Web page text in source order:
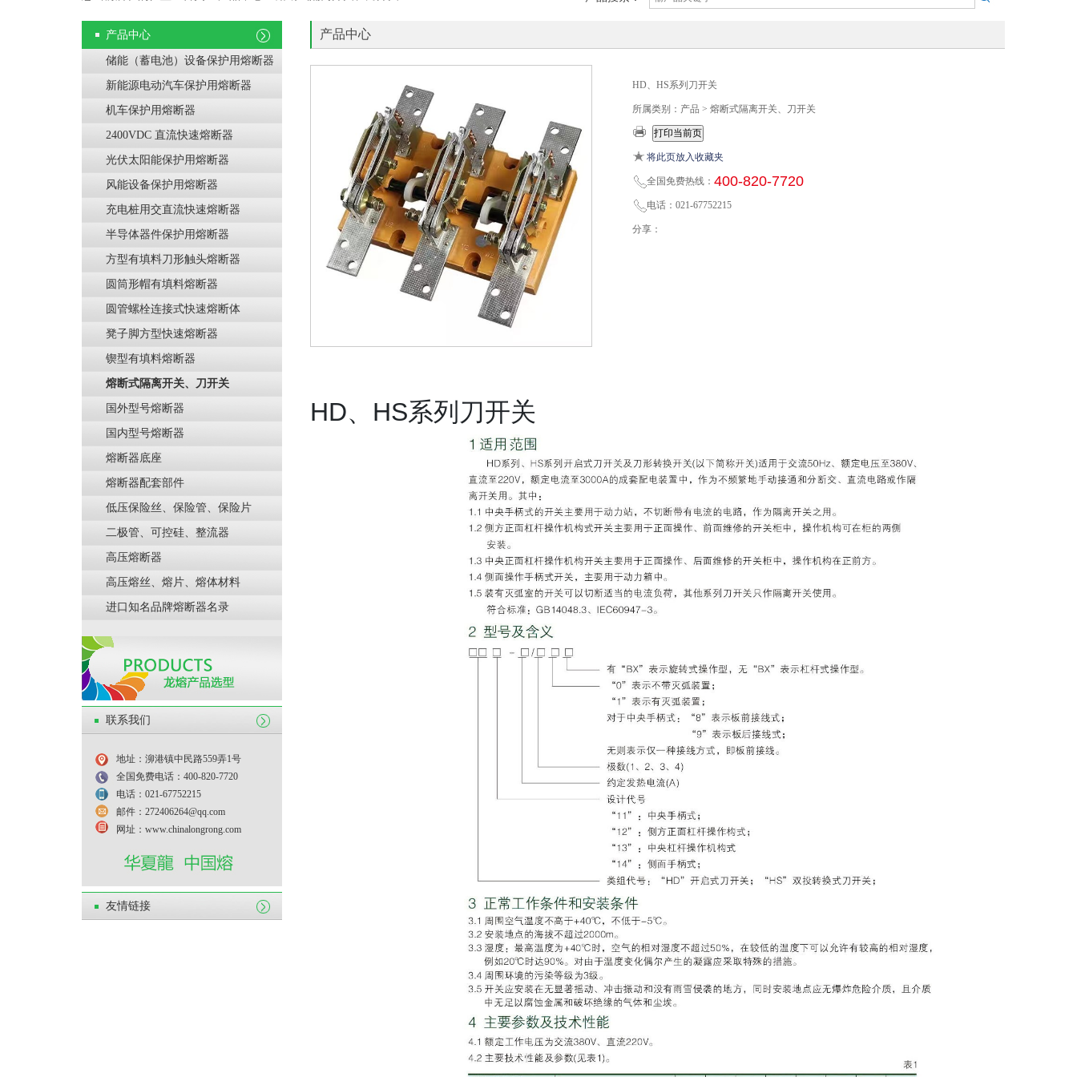
产品中心
储能（蓄电池）设备保护用熔断器
新能源电动汽车保护用熔断器
机车保护用熔断器
2400VDC 直流快速熔断器
光伏太阳能保护用熔断器
风能设备保护用熔断器
充电桩用交直流快速熔断器
半导体器件保护用熔断器
方型有填料刀形触头熔断器
圆筒形帽有填料熔断器
圆管螺栓连接式快速熔断体
凳子脚方型快速熔断器
锲型有填料熔断器
熔断式隔离开关、刀开关
国外型号熔断器
国内型号熔断器
熔断器底座
熔断器配套部件
低压保险丝、保险管、保险片
二极管、可控硅、整流器
高压熔断器
高压熔丝、熔片、熔体材料
进口知名品牌熔断器名录
联系我们
地址：泖港镇中民路559弄1号
全国免费电话：400-820-7720
电话：021-67752215
邮件：272406264@qq.com
网址：www.chinalongrong.com
友情链接
产品中心
HD、HS系列刀开关
所属类别：产品 > 熔断式隔离开关、刀开关
将此页放入收藏夹
全国免费热线： 400-820-7720
电话：021-67752215
分享：
HD、HS系列刀开关